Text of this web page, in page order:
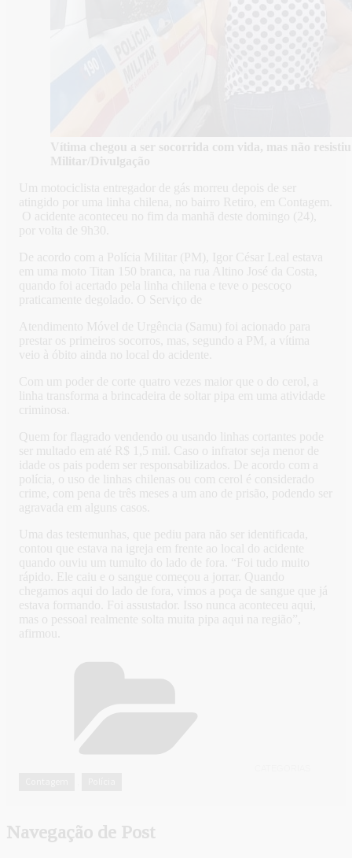
Vítima chegou a ser socorrida com vida, mas não
Militar/Divulgação
Um motociclista entregador de gás morreu depois de ser
atingido por uma linha chilena, no bairro Retiro, em Contagem.
O acidente aconteceu no fim da manhã deste domingo (24),
por volta de 9h30.
De acordo com a Polícia Militar (PM), Igor César Leal estava
em uma moto Titan 150 branca, na rua Altino José da Costa,
quando foi acertado pela linha chilena e teve o pescoço
praticamente degolado. O Serviço de
Atendimento Móvel de Urgência (Samu) foi acionado para
prestar os primeiros socorros, mas, segundo a PM, a vítima
veio à óbito ainda no local do acidente.
Com um poder de corte quatro vezes maior que o do cerol, a
linha transforma a brincadeira de soltar pipa em uma atividade
criminosa.
Quem for flagrado vendendo ou usando linhas cortantes pode
ser multado em até R$ 1,5 mil. Caso o infrator seja menor de
idade os pais podem ser responsabilizados. De acordo com a
polícia, o uso de linhas chilenas ou com cerol é considerado
crime, com pena de três meses a um ano de prisão, podendo ser
agravada em alguns casos.
Uma das testemunhas, que pediu para não ser identificada,
contou que estava na igreja em frente ao local do acidente
quando ouviu um tumulto do lado de fora. “Foi tudo muito
rápido. Ele caiu e o sangue começou a jorrar. Quando
chegamos aqui do lado de fora, vimos a poça de sangue que já
estava formando. Foi assustador. Isso nunca aconteceu aqui,
mas o pessoal realmente solta muita pipa aqui na região”,
afirmou.
Navegação de Post